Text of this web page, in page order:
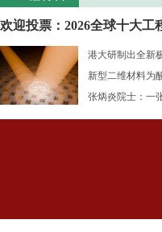
欢迎投票：2026全球十大工
港大研制出全新
新型二维材料为
张炳炎院士：一